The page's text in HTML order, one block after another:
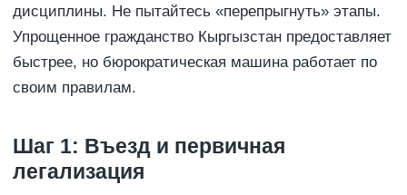
дисциплины. Не пытайтесь «перепрыгнуть» этапы.
Упрощенное гражданство Кыргызстан предоставляет
быстрее, но бюрократическая машина работает по
своим правилам.
Шаг 1: Въезд и первичная
легализация